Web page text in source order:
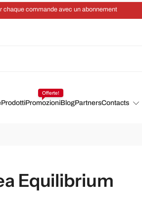
chaque commande avec un abonnement
ProdottiPromozioni
Offerte!
BlogPartnersContacts
Equilibrium